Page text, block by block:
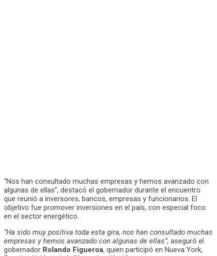
“Nos han consultado muchas empresas y hemos avanzado con
algunas de ellas”, destacó el gobernador durante el encuentro
que reunió a inversores, bancos, empresas y funcionarios. El
objetivo fue promover inversiones en el país, con especial foco
en el sector energético.
“Ha sido muy positiva toda esta gira, nos han consultado muchas
empresas y hemos avanzado con algunas de ellas”, aseguró el
gobernador Rolando Figueroa, quien participó en Nueva York,